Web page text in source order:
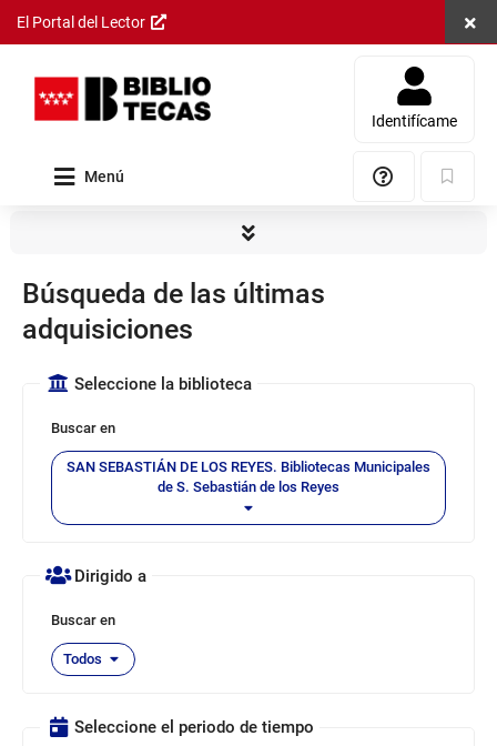
Saltar al
principal
El Portal del Lector
Identifícame
Menú Ayuda
Búsqueda de las últimas
adquisiciones
Seleccione la biblioteca
Buscar en
SAN SEBASTIÁN DE LOS REYES. Bibliotecas Municipales
de S. Sebastián de los Reyes
el
donde
realizará
búsqueda.
Se
Dirigido a
Buscar en
Todos
Seleccione el periodo de tiempo